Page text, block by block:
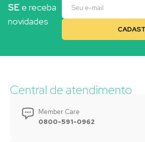
SE e receba
novidades
Central de atendimento
Member Care
0800-591-0962